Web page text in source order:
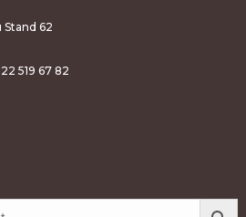
Stand 62
519 67 82